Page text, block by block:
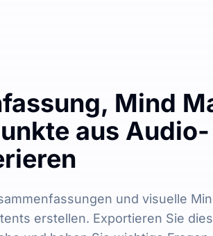
Mind
aus
und visuelle
erstellen. Exportieren Sie